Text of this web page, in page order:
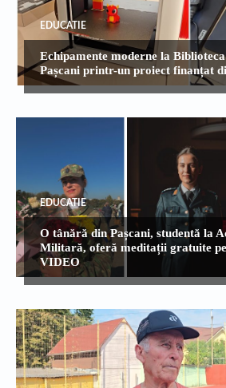
EDUCATIE
Echipamente moderne la
Pașcani printr-un proiect finanțat
EDUCATIE
O tânără din Pașcani, studentă la
Militară, oferă meditații gratuite
VIDEO